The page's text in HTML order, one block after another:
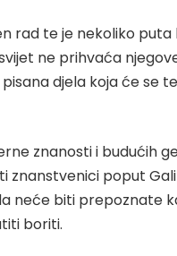
rad te je nekoliko
ne prihvaća
djela koja će se
znanosti i budućih
znanstvenici poput
neće biti prepoznate
boriti.